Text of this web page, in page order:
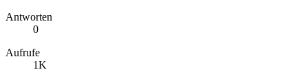
Antworten
0
Aufrufe
1K